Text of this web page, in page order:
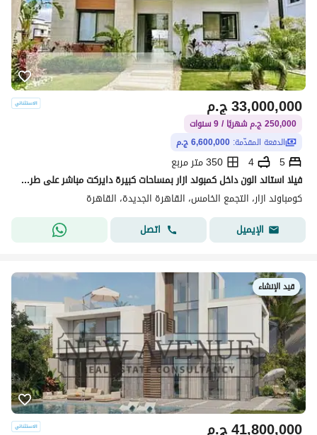
ج.م33,000,000
250,000 ج.م شهريًا / 9 سنوات
الدفعة المقدّمة: 6,600,000 ج.م
5
4
350 متر مربع
فيلا استاند الون داخل كمبوند ازار بمساحات كبيرة دايركت مباشر على طريق التسعين بمقدم (6 مليون ) فقط
كومباوند ازار، التجمع الخامس، القاهرة الجديدة، القاهرة
الإيميل
اتصل
قيد الإنشاء
ج.م41,800,000